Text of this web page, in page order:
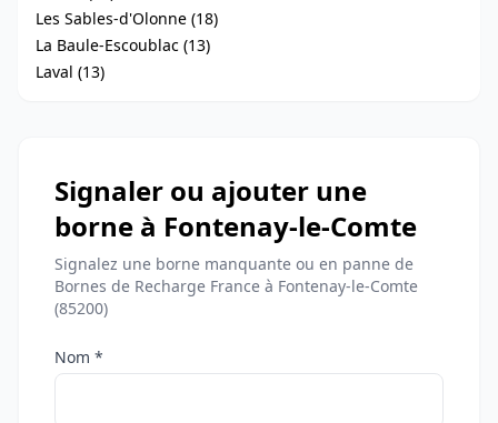
Les Sables-d'Olonne (18)
La Baule-Escoublac (13)
Laval (13)
Signaler ou ajouter une
borne à Fontenay-le-Comte
Signalez une borne manquante ou en panne de
Bornes de Recharge France à Fontenay-le-Comte
(85200)
Nom *